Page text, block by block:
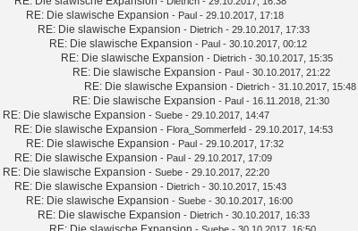
RE: Die slawische Expansion - Paul - 29.10.2017, 17:18
RE: Die slawische Expansion - Dietrich - 29.10.2017, 17:33
RE: Die slawische Expansion - Paul - 30.10.2017, 00:12
RE: Die slawische Expansion - Dietrich - 30.10.2017, 15:35
RE: Die slawische Expansion - Paul - 30.10.2017, 21:22
RE: Die slawische Expansion - Dietrich - 31.10.2017, 15:48
RE: Die slawische Expansion - Paul - 16.11.2018, 21:30
RE: Die slawische Expansion - Suebe - 29.10.2017, 14:47
RE: Die slawische Expansion - Flora_Sommerfeld - 29.10.2017, 14:53
RE: Die slawische Expansion - Paul - 29.10.2017, 17:32
RE: Die slawische Expansion - Paul - 29.10.2017, 17:09
RE: Die slawische Expansion - Suebe - 29.10.2017, 22:20
RE: Die slawische Expansion - Dietrich - 30.10.2017, 15:43
RE: Die slawische Expansion - Suebe - 30.10.2017, 16:00
RE: Die slawische Expansion - Dietrich - 30.10.2017, 16:33
- Suebe - 30.10.2017, 16:50